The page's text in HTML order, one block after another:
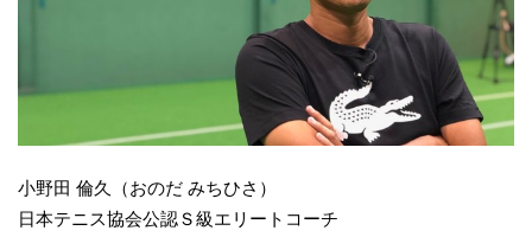
小野田 倫久（おのだ みちひさ）
日本テニス協会公認Ｓ級エリートコーチ